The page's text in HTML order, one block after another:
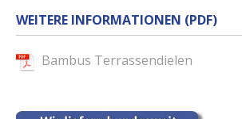
WEITERE INFORMATIONEN (PDF)
Bambus Terrassendielen